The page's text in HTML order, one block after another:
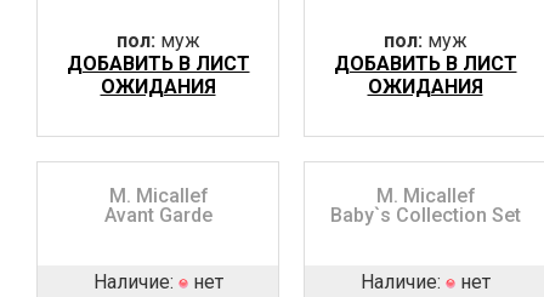
пол:муж
ДОБАВИТЬ В ЛИСТ
ОЖИДАНИЯ
пол:муж
ДОБАВИТЬ В ЛИСТ
ОЖИДАНИЯ
M. Micallef
Avant Garde
Наличие: нет
M. Micallef
Baby`s Collection Set
Наличие: нет